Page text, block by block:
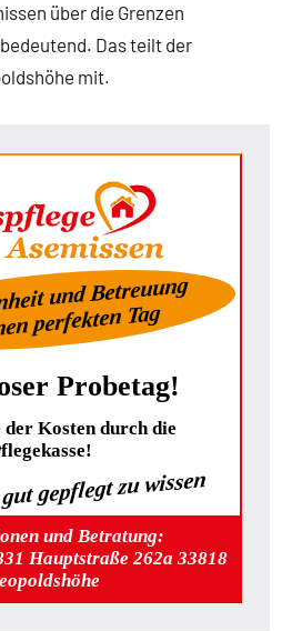
über die Grenzen
Das teilt der
mit.
und Betreuung
perfekten Tag
Probetag!
der Kosten durch die
gepflegt zu wissen
und Betratung:
Hauptstraße 262a 33818